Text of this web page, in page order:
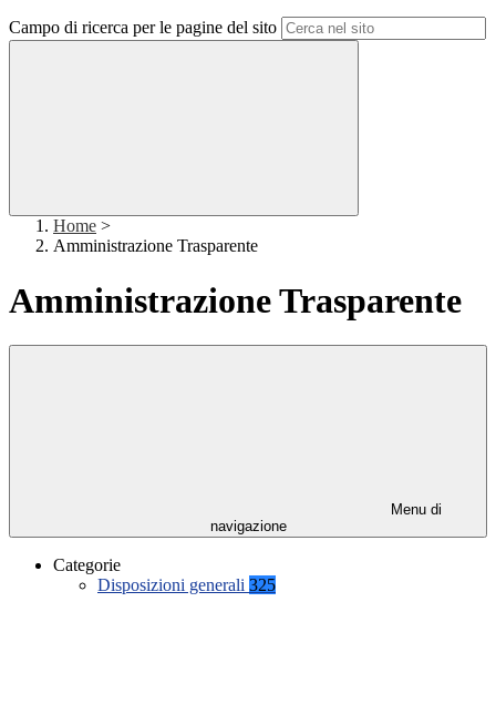
Campo di ricerca per le pagine del sito
Home >
Amministrazione Trasparente
Amministrazione Trasparente
Menu di
navigazione
Categorie
Disposizioni generali 325